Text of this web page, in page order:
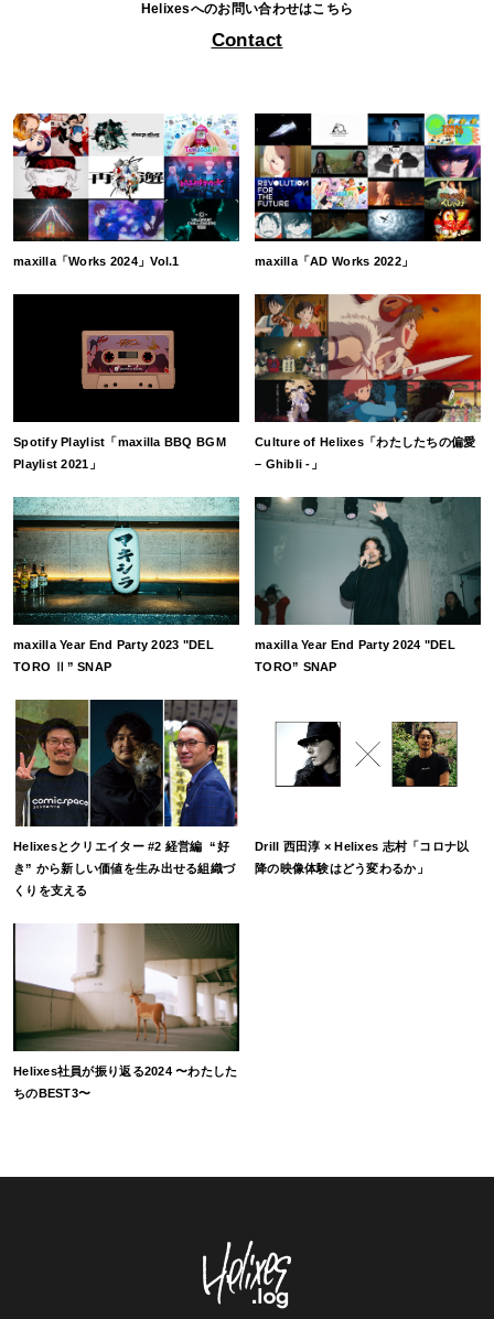
Helixesへのお問い合わせはこちら
Contact
maxilla「Works 2024」Vol.1 maxilla「AD Works 2022」
Spotify Playlist「maxilla BBQ BGM
Playlist 2021」
Culture of Helixes「わたしたちの偏愛
– Ghibli -」
maxilla Year End Party 2023 "DEL
TORO Ⅱ” SNAP
maxilla Year End Party 2024 "DEL
TORO” SNAP
Helixesとクリエイター #2 経営編 “好
き” から新しい価値を生み出せる組織づ
くりを支える
Drill 西田淳 × Helixes 志村「コロナ以
降の映像体験はどう変わるか」
Helixes社員が振り返る2024 〜わたした
ちのBEST3〜